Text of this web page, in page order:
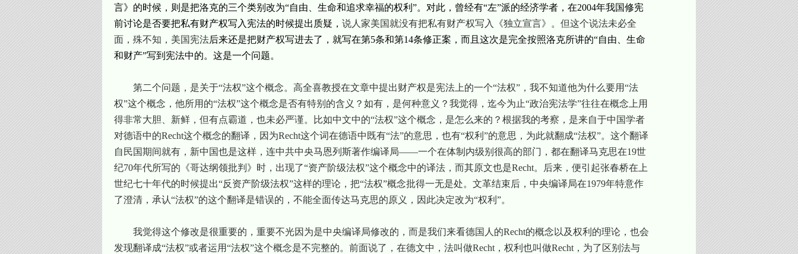
言》的时候，则是把洛克的三个类别改为“自由、生命和追求幸福的权利”。对此，曾经有“左”派的经济学者，在2004年我国修宪
前讨论是否要把私有财产权写入宪法的时候提出质疑， 说人家美国就没有把私有财产权写入《独立宣言》。但这个说法未必全
面，殊不知，美国宪法后来还是把财产权写进去了，就写在第5条和第14条修正案，而且这次是完全按照洛克所讲的“自由、生命
和财产”写到宪法中的。这是一个问题。
第二个问题，是关于“法权”这个概念。高全喜教授在文章中提出财产权是宪法上的一个“法权”，我不知道他为什么要用“法
权”这个概念，他所用的“法权”这个概念是否有特别的含义？如有，是何种意义？我觉得，迄今为止“政治宪法学”往往在概念上用
得非常大胆、新鲜，但有点霸道，也未必严谨。比如中文中的“法权”这个概念，是怎么来的？根据我的考察，是来自于中国学者
对德语中的Recht这个概念的翻译，因为Recht这个词在德语中既有“法”的意思，也有“权利”的意思，为此就翻成“法权”。这个翻译
自民国期间就有，新中国也是这样，连中共中央马恩列斯著作编译局——一个在体制内级别很高的部门，都在翻译马克思在19世
纪70年代所写的《哥达纲领批判》时，出现了“资产阶级法权”这个概念中的译法，而其原文也是Recht。后来，便引起张春桥在上
世纪七十年代的时候提出“反资产阶级法权”这样的理论，把“法权”概念批得一无是处。文革结束后，中央编译局在1979年特意作
了澄清，承认“法权”的这个翻译是错误的，不能全面传达马克思的原义，因此决定改为“权利”。
我觉得这个修改是很重要的，重要不光因为是中央编译局修改的，而是我们来看德国人的Recht的概念以及权利的理论，也会
发现翻译成“法权”或者运用“法权”这个概念是不完整的。前面说了，在德文中，法叫做Recht，权利也叫做Recht，为了区别法与